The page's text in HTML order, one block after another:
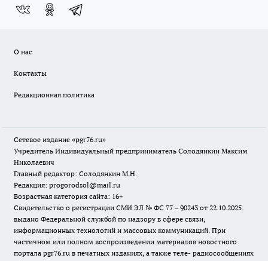
О нас
Контакты
Редакционная политика
Сетевое издание «pgr76.ru»
Учредитель Индивидуальный предприниматель Солодянкин Максим
Николаевич
Главный редактор: Солодянкин М.Н.
Редакция: progorodsol@mail.ru
Возрастная категория сайта: 16+
Свидетельство о регистрации СМИ ЭЛ № ФС 77 – 90243 от 22.10.2025.
выдано Федеральной службой по надзору в сфере связи,
информационных технологий и массовых коммуникаций. При
частичном или полном воспроизведении материалов новостного
портала pgr76.ru в печатных изданиях, а также теле- радиосообщениях